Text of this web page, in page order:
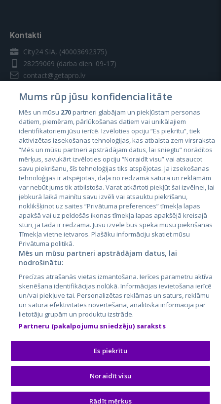
Kontakti
City24 SIA, (40003692375)
28259069 (darba dien. 09-17)
contact@getapro.lv
Valstis
Igaunija
Latvija
Lietuva
City24.lv
City24.ee
GetaPro.lv
GetaPro.ee
Skelbiu.lt
Autoplius.lt
Aruodas.lt
CVbankas.lt
Kainos.lt
Paslaugos.lt
auto24.ee
Osta.ee
KuldneBörs.ee
© 2026 GetaPro. Visas tiesības aizsargātas.
Mums rūp jūsu konfidencialitāte
Mēs un mūsu 270partneri glabājam un piekļūstam personas
datiem, piemēram, pārlūkošanas datiem vai unikālajiem
identifikatoriem jūsu ierīcē. Izvēloties opciju “Es piekrītu”, tiek
aktivizētas izsekošanas tehnoloģijas, kas atbalsta zem virsraksta
“Mēs un mūsu partneri apstrādājam datus, lai sniegtu” norādītos
mērķus, savukārt izvēloties opciju “Noraidīt visu” vai atsaucot
savu piekrišanu, šīs tehnoloģijas tiks atspējotas. Ja izsekošanas
tehnoloģijas ir atspējotas, daļa no redzamā satura un reklāmām
var nebūt jums tik atbilstoša. Varat atkārtoti piekļūt šai izvēlnei, lai
jebkurā laikā mainītu savu izvēli vai atsauktu piekrišanu,
noklikšķinot uz saites “Privātuma preferences” tīmekļa lapas
apakšā vai uz peldošās ikonas tīmekļa lapas apakšējā kreisajā
stūrī, ja tāda ir redzama. Jūsu izvēle būs spēkā mūsu piekrišanas
Tīmekļa vietne ietvaros. Plašāku informāciju skatiet mūsu
Privātuma politikā.
Mēs un mūsu partneri apstrādājam datus, lai
nodrošinātu:
Precīzas atrašanās vietas izmantošana. Ierīces parametru aktīva
skenēšana identifikācijas nolūkā. Informācijas ievietošana ierīcē
un/vai piekļuve tai. Personalizētas reklāmas un saturs, reklāmu
un satura efektivitātes novērtēšana, analītiskā informācija par
lietotāju grupām un produktu izstrāde.
Partneru (pakalpojumu sniedzēju) saraksts
Es piekrītu
Noraidīt visu
Rādīt mērķus